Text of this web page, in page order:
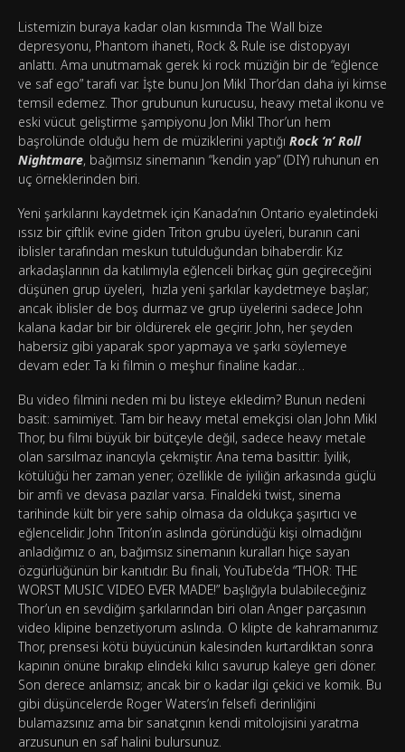
Listemizin buraya kadar olan kısmında The Wall bize
depresyonu, Phantom ihaneti, Rock & Rule ise distopyayı
anlattı. Ama unutmamak gerek ki rock müziğin bir de “eğlence
ve saf ego” tarafı var. İşte bunu Jon Mikl Thor’dan daha iyi kimse
temsil edemez. Thor grubunun kurucusu, heavy metal ikonu ve
eski vücut geliştirme şampiyonu Jon Mikl Thor’un hem
başrolünde olduğu hem de müziklerini yaptığı Rock ‘n’ Roll
Nightmare, bağımsız sinemanın “kendin yap” (DIY) ruhunun en
uç örneklerinden biri.
Yeni şarkılarını kaydetmek için Kanada’nın Ontario eyaletindeki
ıssız bir çiftlik evine giden Triton grubu üyeleri, buranın cani
iblisler tarafından meskun tutulduğundan bihaberdir. Kız
arkadaşlarının da katılımıyla eğlenceli birkaç gün geçireceğini
düşünen grup üyeleri, hızla yeni şarkılar kaydetmeye başlar;
ancak iblisler de boş durmaz ve grup üyelerini sadece John
kalana kadar bir bir öldürerek ele geçirir. John, her şeyden
habersiz gibi yaparak spor yapmaya ve şarkı söylemeye
devam eder. Ta ki filmin o meşhur finaline kadar…
Bu video filmini neden mi bu listeye ekledim? Bunun nedeni
basit: samimiyet. Tam bir heavy metal emekçisi olan John Mikl
Thor, bu filmi büyük bir bütçeyle değil, sadece heavy metale
olan sarsılmaz inancıyla çekmiştir. Ana tema basittir: İyilik,
kötülüğü her zaman yener; özellikle de iyiliğin arkasında güçlü
bir amfi ve devasa pazılar varsa. Finaldeki twist, sinema
tarihinde kült bir yere sahip olmasa da oldukça şaşırtıcı ve
eğlencelidir. John Triton’ın aslında göründüğü kişi olmadığını
anladığımız o an, bağımsız sinemanın kuralları hiçe sayan
özgürlüğünün bir kanıtıdır. Bu finali, YouTube’da “THOR: THE
WORST MUSIC VIDEO EVER MADE!” başlığıyla bulabileceğiniz
Thor’un en sevdiğim şarkılarından biri olan Anger parçasının
video klipine benzetiyorum aslında. O klipte de kahramanımız
Thor, prensesi kötü büyücünün kalesinden kurtardıktan sonra
kapının önüne bırakıp elindeki kılıcı savurup kaleye geri döner.
Son derece anlamsız; ancak bir o kadar ilgi çekici ve komik. Bu
gibi düşüncelerde Roger Waters’ın felsefi derinliğini
bulamazsınız ama bir sanatçının kendi mitolojisini yaratma
arzusunun en saf halini bulursunuz.